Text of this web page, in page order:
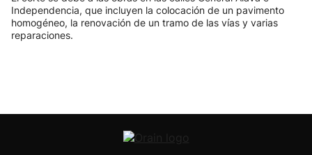
Independencia, que incluyen la colocación de un pavimento
homogéneo, la renovación de un tramo de las vías y varias
reparaciones.